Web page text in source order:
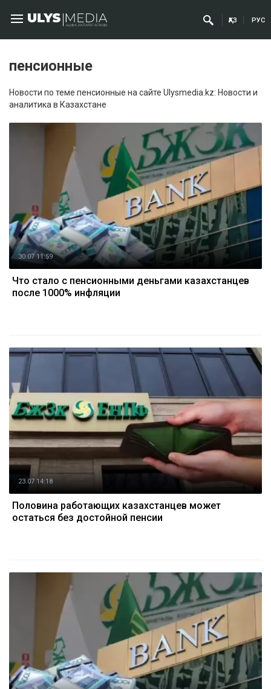
ҚАЗ РУС
пенсионные
Новости по теме пенсионные на сайте Ulysmedia.kz: Новости и
аналитика в Казахстане
30.07 11:59
Что стало с пенсионными деньгами казахстанцев
после 1000% инфляции
23.07 14:18
Половина работающих казахстанцев может
остаться без достойной пенсии